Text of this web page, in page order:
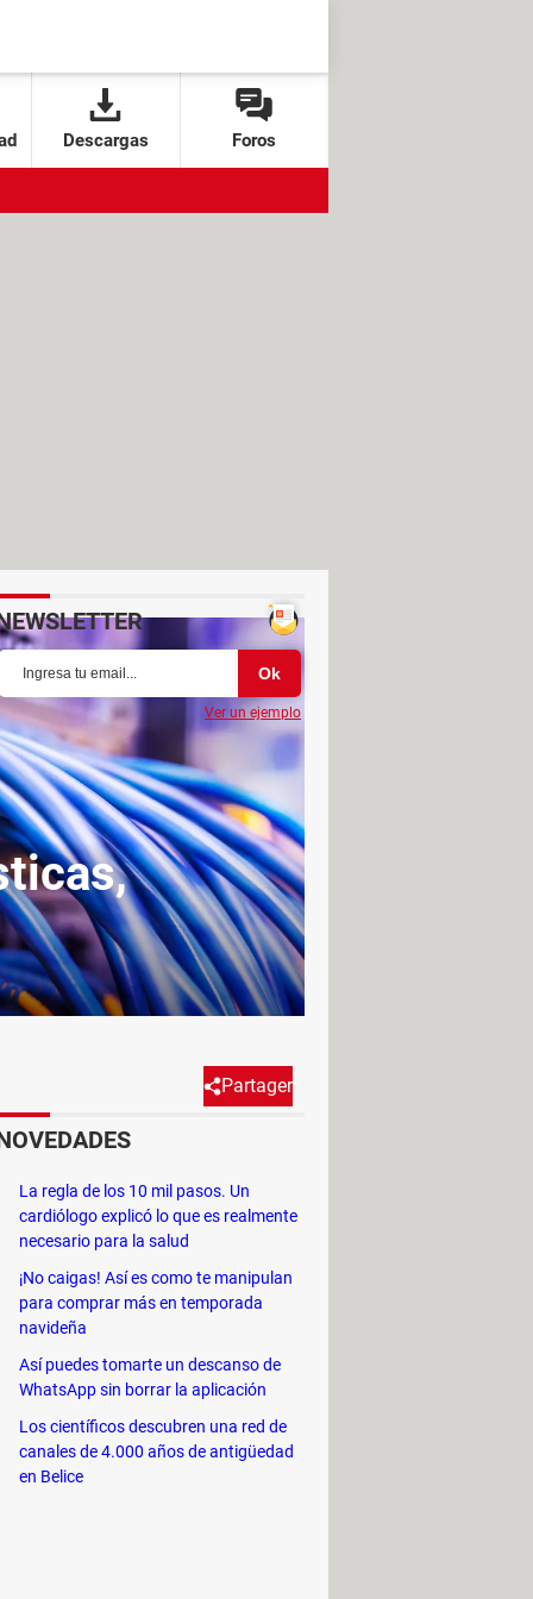
Descargas Foros
Partager
hub
cuanto al tamaño y la
tipos dispositivos.
que contienen un número
a todos los que formen parte
conjunto de flujos de redes en
esto puede reducir el
Ver un ejemplo
La regla de los 10 mil pasos. Un
cardiólogo explicó lo que es realmente
necesario para la salud
¡No caigas! Así es como te manipulan
para comprar más en temporada
navideña
Así puedes tomarte un descanso de
WhatsApp sin borrar la aplicación
Los científicos descubren una red de
canales de 4.000 años de antigüedad
en Belice